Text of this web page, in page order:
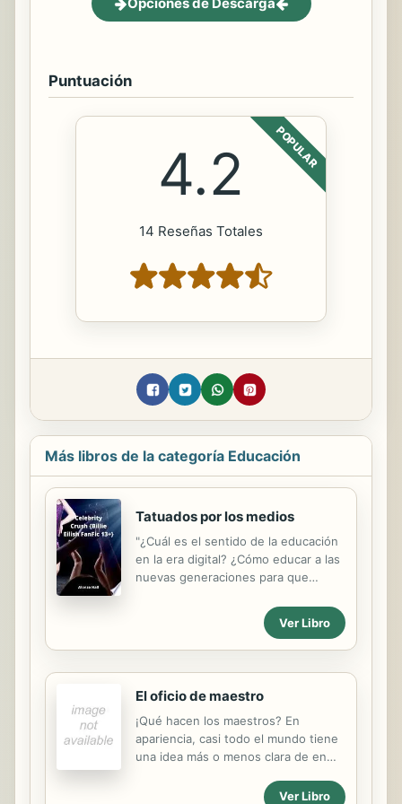
Puntuación
POPULAR
4.2
14 Reseñas Totales
Más libros de la categoría Educación
Tatuados por los medios
"¿Cuál es el sentido de la educación
en la era digital? ¿Cómo educar a las
nuevas generaciones para que
frente a dispositivos que contabilizan
a los sujetos como consumidores
más que como ciudadanos? ¿Cómo
lo más profundo de la condición
humana: la dignidad?"--Reverso de
cubierta.
Ver Libro
El oficio de maestro
¡Qué hacen los maestros? En
apariencia, casi todo el mundo tiene
una idea más o menos clara de en
embargo, con casi total seguridad
Ver Libro